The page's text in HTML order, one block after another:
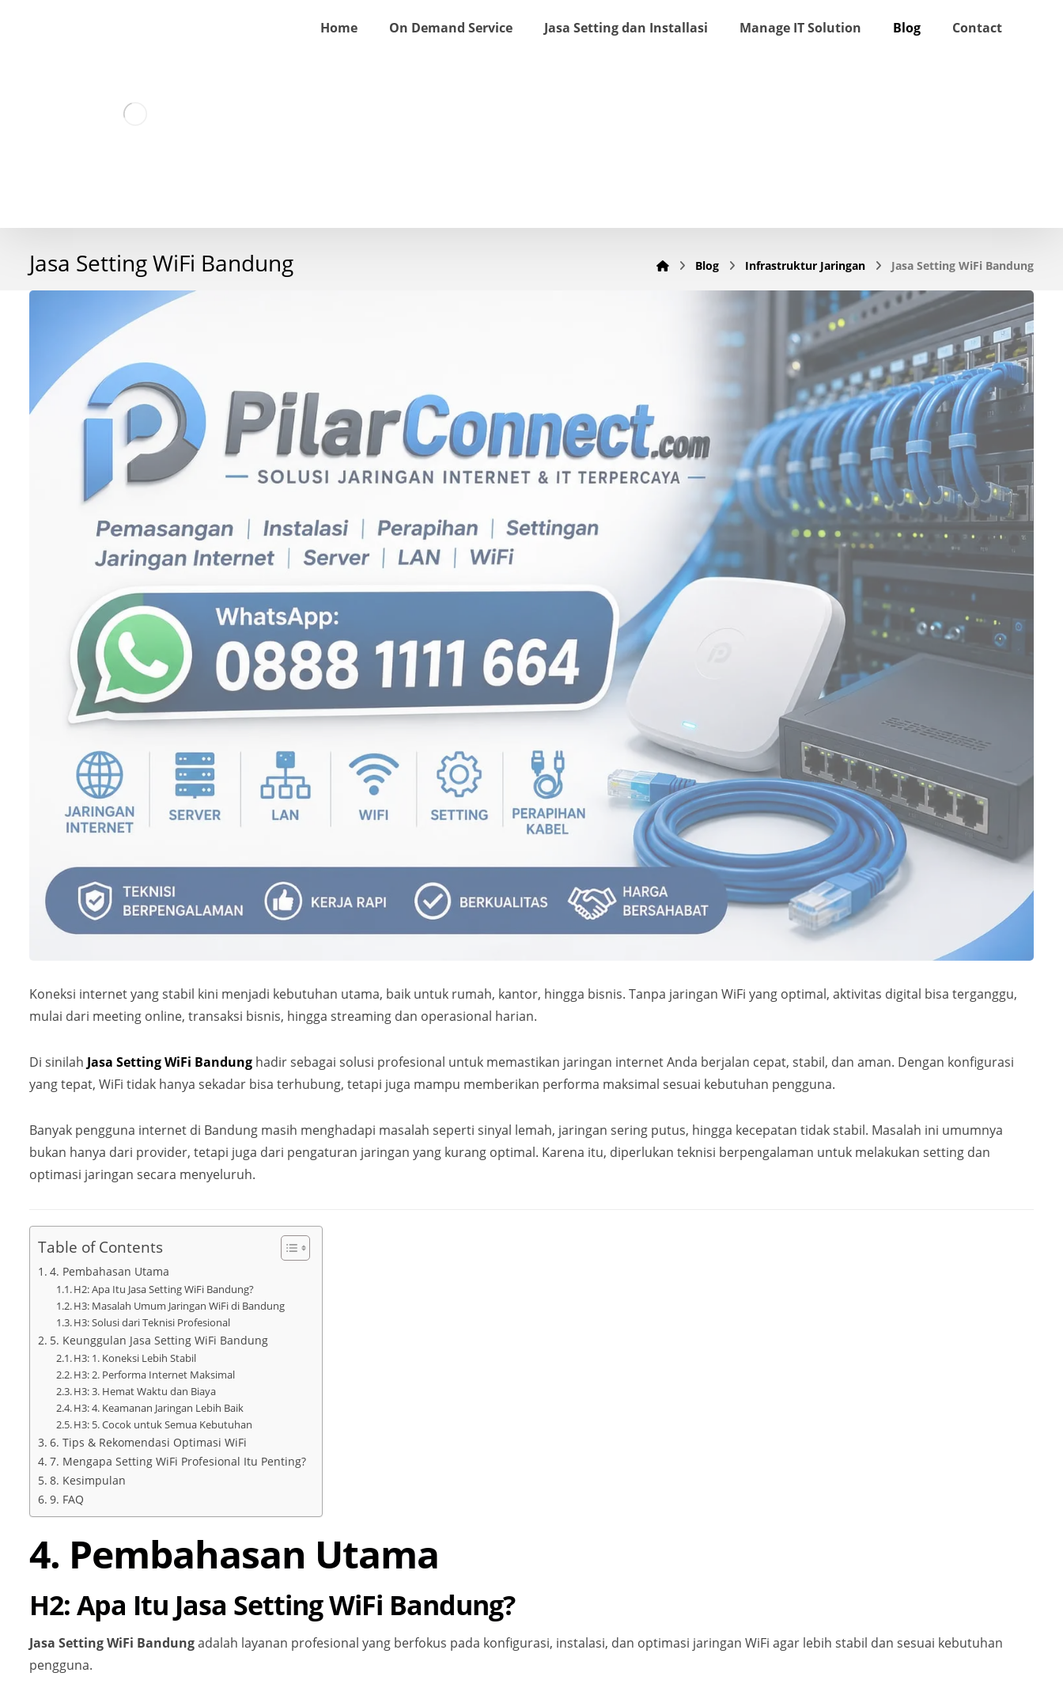
Home On Demand Service Jasa Setting dan Installasi Manage IT Solution Blog Contact
Jasa Setting WiFi Bandung Blog Infrastruktur Jaringan Jasa Setting WiFi Bandung
Koneksi internet yang stabil kini menjadi kebutuhan utama, baik untuk rumah, kantor, hingga bisnis. Tanpa jaringan WiFi yang optimal, aktivitas digital bisa terganggu,
mulai dari meeting online, transaksi bisnis, hingga streaming dan operasional harian.
Di sinilah Jasa Setting WiFi Bandung hadir sebagai solusi profesional untuk memastikan jaringan internet Anda berjalan cepat, stabil, dan aman. Dengan konfigurasi
yang tepat, WiFi tidak hanya sekadar bisa terhubung, tetapi juga mampu memberikan performa maksimal sesuai kebutuhan pengguna.
Banyak pengguna internet di Bandung masih menghadapi masalah seperti sinyal lemah, jaringan sering putus, hingga kecepatan tidak stabil. Masalah ini umumnya
bukan hanya dari provider, tetapi juga dari pengaturan jaringan yang kurang optimal. Karena itu, diperlukan teknisi berpengalaman untuk melakukan setting dan
optimasi jaringan secara menyeluruh.
Table of Contents
4. Pembahasan Utama
H2: Apa Itu Jasa Setting WiFi Bandung?
H3: Masalah Umum Jaringan WiFi di Bandung
H3: Solusi dari Teknisi Profesional
5. Keunggulan Jasa Setting WiFi Bandung
H3: 1. Koneksi Lebih Stabil
H3: 2. Performa Internet Maksimal
H3: 3. Hemat Waktu dan Biaya
H3: 4. Keamanan Jaringan Lebih Baik
H3: 5. Cocok untuk Semua Kebutuhan
6. Tips & Rekomendasi Optimasi WiFi
7. Mengapa Setting WiFi Profesional Itu Penting?
8. Kesimpulan
9. FAQ
4. Pembahasan Utama
H2: Apa Itu Jasa Setting WiFi Bandung?
Jasa Setting WiFi Bandungadalah layanan profesional yang berfokus pada konfigurasi, instalasi, dan optimasi jaringan WiFi agar lebih stabil dan sesuai kebutuhan
pengguna.